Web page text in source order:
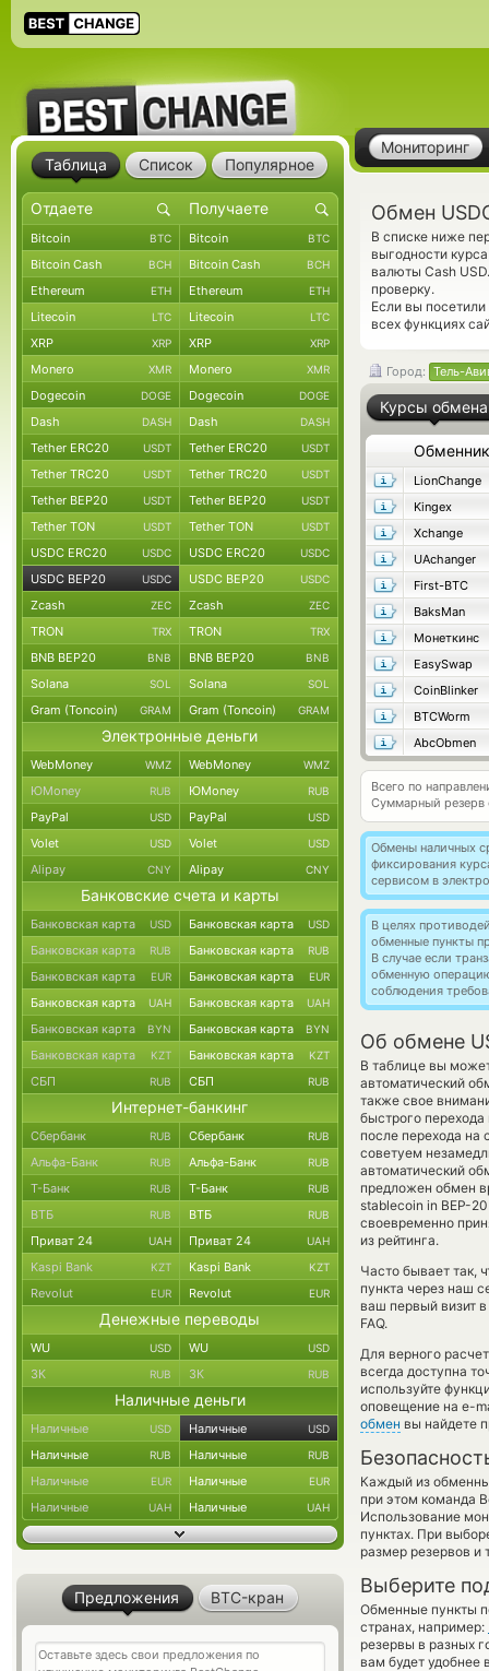
Мониторинг
Обмен
В списке ниже
выгодности
валюты Cash
проверку.
Если вы
всех функциях
Город: Тель-
Курсы обмена
Обменник
LionChange
Kingex
Xchange
UAchanger
First-BTC
BaksMan
Монеткинс
EasySwap
CoinBlinker
BTCWorm
AbcObmen
Всего по
Суммарный резерв
Обмены наличных
фиксирования
сервисом в
В целях
обменные пункты
В случае если
обменную
соблюдения
Об обмене
В таблице вы
автоматический
также свое
быстрого
после перехода на
советуем
автоматический
предложен обмен
stablecoin in BEP-
своевременно
из рейтинга.
Часто бывает так,
пункта через наш
ваш первый визит
FAQ.
Для верного
всегда доступна
используйте
оповещение на e-
обмен вы найдете
Каждый из
при этом команда
Использование
пунктах. При
размер резервов и
Выберите
Обменные пункты
странах, например:
резервы в разных
вам будет удобнее
Таблица Список Популярное
Bitcoin BTC Bitcoin BTC
Bitcoin Cash BCH Bitcoin Cash BCH
Ethereum ETH Ethereum ETH
Litecoin LTC Litecoin LTC
XRP XRP XRP XRP
Monero XMR Monero XMR
Dogecoin DOGE Dogecoin DOGE
Dash DASH Dash DASH
Tether ERC20 USDT Tether ERC20 USDT
Tether TRC20 USDT Tether TRC20 USDT
Tether BEP20 USDT Tether BEP20 USDT
Tether TON USDT Tether TON USDT
USDC ERC20 USDC USDC ERC20 USDC
USDC BEP20 USDC USDC BEP20 USDC
Zcash ZEC Zcash ZEC
TRON TRX TRON TRX
BNB BEP20 BNB BNB BEP20 BNB
Solana SOL Solana SOL
Gram (Toncoin) GRAM Gram (Toncoin) GRAM
Электронные деньги
WebMoney WMZ WebMoney WMZ
ЮMoney RUB ЮMoney RUB
PayPal USD PayPal USD
Volet USD Volet USD
Alipay CNY Alipay CNY
Банковские счета и карты
Банковская карта USD Банковская карта USD
Банковская карта RUB Банковская карта RUB
Банковская карта EUR Банковская карта EUR
Банковская карта UAH Банковская карта UAH
Банковская карта BYN Банковская карта BYN
Банковская карта KZT Банковская карта KZT
СБП RUB СБП RUB
Интернет-банкинг
Сбербанк RUB Сбербанк RUB
Альфа-Банк RUB Альфа-Банк RUB
Т-Банк RUB Т-Банк RUB
ВТБ RUB ВТБ RUB
Приват 24 UAH Приват 24 UAH
Kaspi Bank KZT Kaspi Bank KZT
Revolut EUR Revolut EUR
Денежные переводы
WU USD WU USD
ЗК RUB ЗК RUB
Наличные деньги
Наличные USD Наличные USD
Наличные RUB Наличные RUB
Наличные EUR Наличные EUR
Наличные UAH Наличные UAH
Предложения BTC-кран